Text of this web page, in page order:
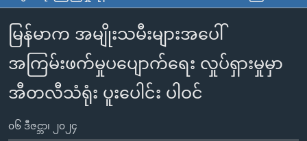
Link
များ
ပင်မ
အကြောင်းအရာ
ကျော်
ကမ္ဘာ့သတင်းများ
နိုင်ငံတကာ
အမေရိကန်
တရုတ်
အစ္စရေး-ပါလက်စတိုင်း
ဗွီဒီယို
သတင်းလွတ်လပ်ခွင့်
ရပ်ဝန်းတခု လမ်းတခု အလွန်
အင်္ဂလိပ်စာလေ့လာမယ်
အမေရိကန်သုံးအီဒီယံ
အပတ်စဉ်ကဏ္ဍများ
မြန်မာက အမျိုးသမီးများအပေါ်
အကြမ်းဖက်မှုပပျောက်ရေး လှုပ်ရှားမှုမှာ
အီတလီသံရုံး ပူးပေါင်း ပါဝင်
၀၆ ဒီဇင္ဘာ၊ ၂၀၂၄